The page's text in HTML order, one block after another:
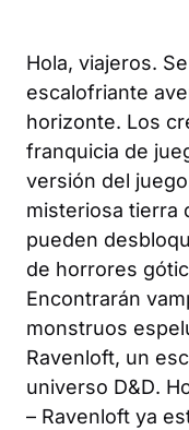
Hola, viajeros.
escalofriante
horizonte. Los
franquicia de
versión del
misteriosa tierra
pueden
de horrores
Encontrarán
monstruos
Ravenloft, un
universo D&D.
– Ravenloft ya